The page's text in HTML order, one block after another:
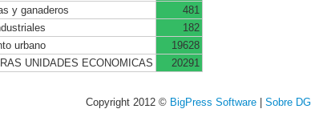
y ganaderos
481
182
urbano
19628
UNIDADES ECONOMICAS 20291
Copyright 2012 © BigPress Software| Sobre DG